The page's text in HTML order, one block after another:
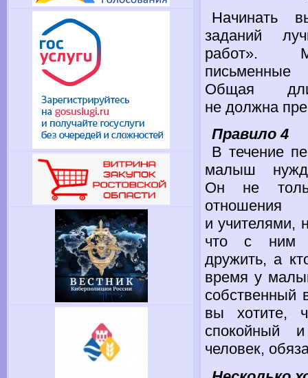
Начинать
заданий
работ».
Общая
не должна
Правило 4
В течение
малыш
Он не
и учителями,
что с ним
дружить, а
время у
собственный
вы хотите,
спокойный
человек,